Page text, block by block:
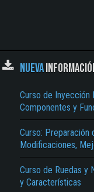
NUEVA
Curso de
Componentes y
Curso:
Modificaciones,
Curso de Ruedas y
y Características